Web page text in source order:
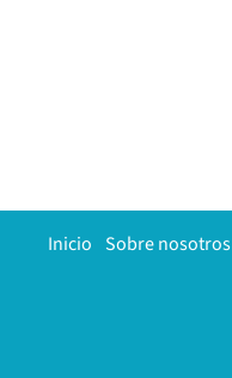
Inicio Sobre nosotros